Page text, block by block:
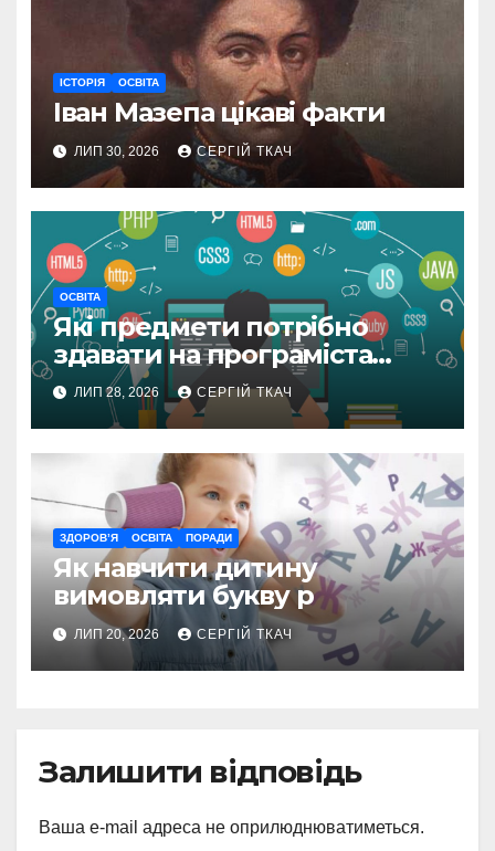
ІСТОРІЯ ОСВІТА
Іван Мазепа цікаві факти
ЛИП 30, 2026 СЕРГІЙ ТКАЧ
ОСВІТА
Які предмети потрібно
здавати на програміста
після 9 класу
ЛИП 28, 2026 СЕРГІЙ ТКАЧ
ЗДОРОВ’Я ОСВІТА ПОРАДИ
Як навчити дитину
вимовляти букву р
ЛИП 20, 2026 СЕРГІЙ ТКАЧ
Залишити відповідь
Ваша e-mail адреса не оприлюднюватиметься.